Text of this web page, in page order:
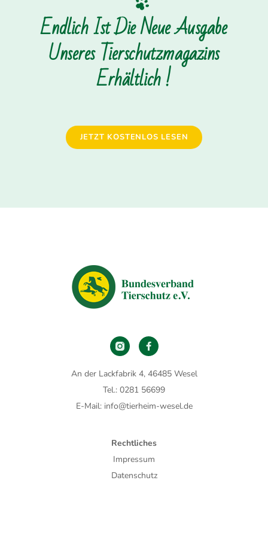
Endlich Ist Die Neue Ausgabe
Unseres Tierschutzmagazins
Erhältlich !
JETZT KOSTENLOS LESEN
An der Lackfabrik 4, 46485 Wesel
Tel.: 0281 56699
E-Mail: info@tierheim-wesel.de
Rechtliches
Impressum
Datenschutz